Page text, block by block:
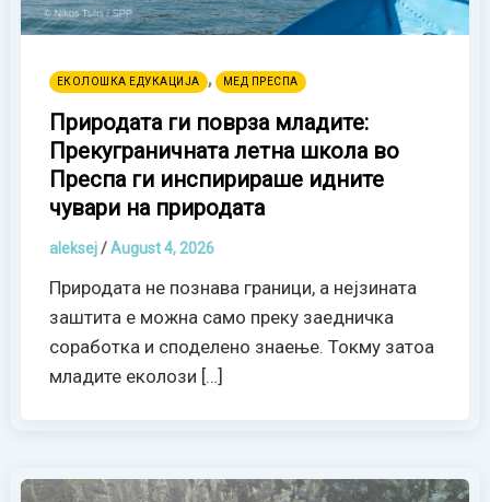
ЕКОЛОШКА ЕДУКАЦИЈА , МЕД ПРЕСПА
Природата ги поврза младите:
Прекуграничната летна школа во
Преспа ги инспирираше идните
чувари на природата
aleksej/August 4, 2026
Природата не познава граници, а нејзината
заштита е можна само преку заедничка
соработка и споделено знаење. Токму затоа
младите еколози […]